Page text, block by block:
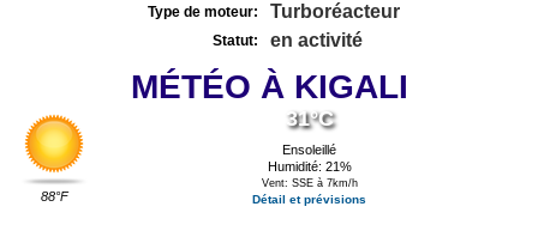
Type de moteur: Turboréacteur
Statut: en activité
MÉTÉO À KIGALI
88°F
31°C
Ensoleillé
Humidité: 21%
Vent: SSE à 7km/h
Détail et prévisions